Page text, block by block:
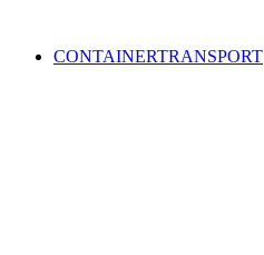
CONTAINERTRANSPORT